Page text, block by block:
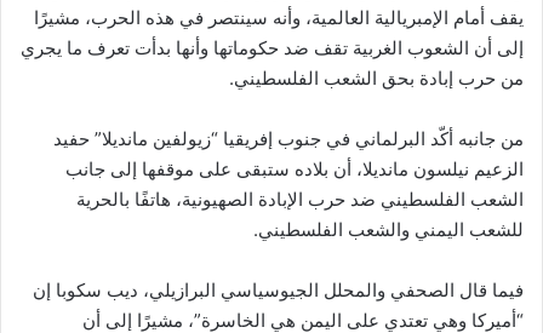
يقف أمام الإمبريالية العالمية، وأنه سينتصر في هذه الحرب، مشيرًا
إلى أن الشعوب الغربية تقف ضد حكوماتها وأنها بدأت تعرف ما يجري
من حرب إبادة بحق الشعب الفلسطيني.
من جانبه أكّد البرلماني في جنوب إفريقيا “زيولفين مانديلا” حفيد
الزعيم نيلسون مانديلا، أن بلاده ستبقى على موقفها إلى جانب
الشعب الفلسطيني ضد حرب الإبادة الصهيونية، هاتفًا بالحرية
للشعب اليمني والشعب الفلسطيني.
فيما قال الصحفي والمحلل الجيوسياسي البرازيلي، ديب سكوبا إن
“أميركا وهي تعتدي على اليمن هي الخاسرة”، مشيرًا إلى أن